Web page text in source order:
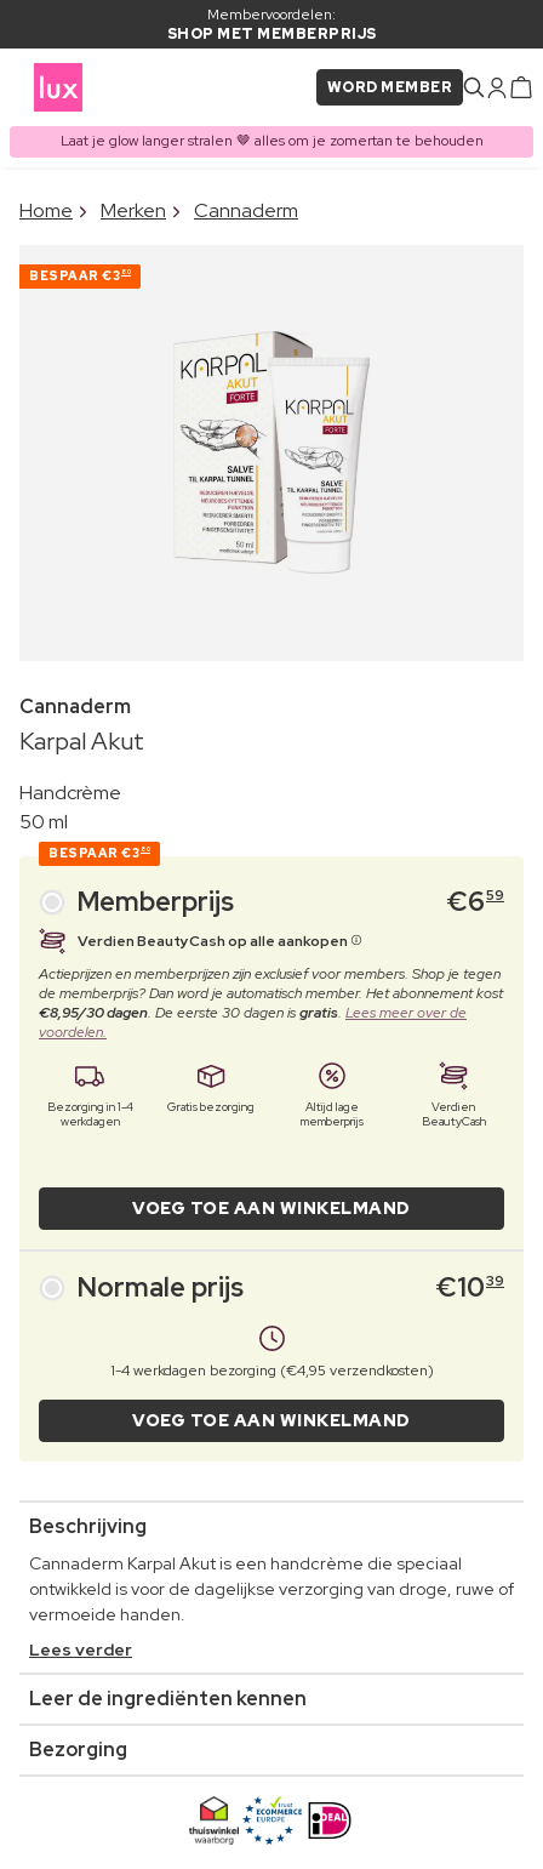
Membervoordelen:
SHOP MET MEMBERPRIJS
WORD MEMBER
Laat je glow langer stralen 🤎 alles om je zomertan te behouden
ITEM TOEGEVOEGD AAN
Home Merken Cannaderm
BESPAAR €3 80
Cannaderm
Karpal Akut
Handcrème
50 ml
BESPAAR €3 80
Memberprijs €659
Verdien BeautyCash op alle aankopen
Actieprijzen en memberprijzen zijn exclusief voor members. Shop je tegen
de memberprijs? Dan word je automatisch member. Het abonnement kost
€8,95/30 dagen. De eerste 30 dagen isgratis. Lees meer over de
voordelen.
Bezorging in 1-4
werkdagen
Gratis bezorging
Altijd lage
memberprijs
Verdien
BeautyCash
VOEG TOE AAN WINKELMAND
Normale prijs €1039
1-4 werkdagen bezorging (€4,95 verzendkosten)
VOEG TOE AAN WINKELMAND
Beschrijving
Cannaderm Karpal Akut is een handcrème die speciaal
ontwikkeld is voor de dagelijkse verzorging van droge, ruwe of
vermoeide handen.
Lees verder
Leer de ingrediënten kennen
Bezorging